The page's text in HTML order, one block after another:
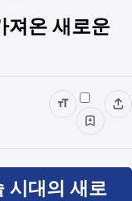
져온 새로운
시대의 새로